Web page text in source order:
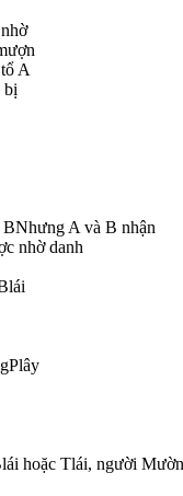
A
bị
BNhưng A và B nhận
nhờ danh
hoặc Tlái, người